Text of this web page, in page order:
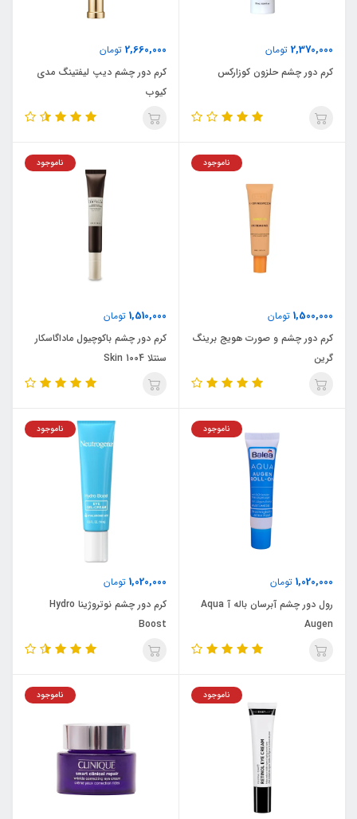
2,370,000 تومان
کرم دور چشم حلزون کوزارکس
2,660,000 تومان
کرم دور چشم دیپ لیفتینگ مدی
کیوب
1,500,000 تومان
ناموجود
کرم دور چشم و صورت هویج برینگ
گرین
1,510,000 تومان
ناموجود
کرم دور چشم باکوچیول ماداگاسکار
سنتلا Skin 1004
1,020,000 تومان
ناموجود
رول دور چشم آبرسان باله آ Aqua
Augen
1,020,000 تومان
ناموجود
کرم دور چشم نوتروژینا Hydro
Boost
ناموجود ناموجود